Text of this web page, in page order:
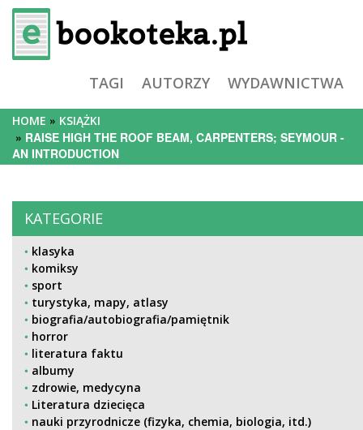
TAGI AUTORZY WYDAWNICTWA
HOME KSIĄŻKI
RAISE HIGH THE ROOF BEAM, CARPENTERS; SEYMOUR -
AN INTRODUCTION
KATEGORIE
klasyka
komiksy
sport
turystyka, mapy, atlasy
biografia/autobiografia/pamiętnik
horror
literatura faktu
albumy
zdrowie, medycyna
Literatura dziecięca
nauki przyrodnicze (fizyka, chemia, biologia, itd.)